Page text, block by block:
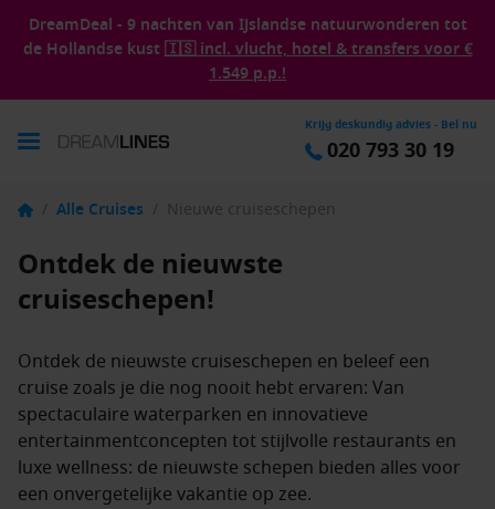
DreamDeal - 9 nachten van IJslandse natuurwonderen tot
de Hollandse kust 🇮🇸 incl. vlucht, hotel & transfers voor €
1.549 p.p.!
Krijg deskundig advies - Bel nu
020 793 30 19
/ Alle Cruises / Nieuwe cruiseschepen
Ontdek de nieuwste
cruiseschepen!
Ontdek de nieuwste cruiseschepen en beleef een
cruise zoals je die nog nooit hebt ervaren: Van
spectaculaire waterparken en innovatieve
entertainmentconcepten tot stijlvolle restaurants en
luxe wellness: de nieuwste schepen bieden alles voor
een onvergetelijke vakantie op zee.